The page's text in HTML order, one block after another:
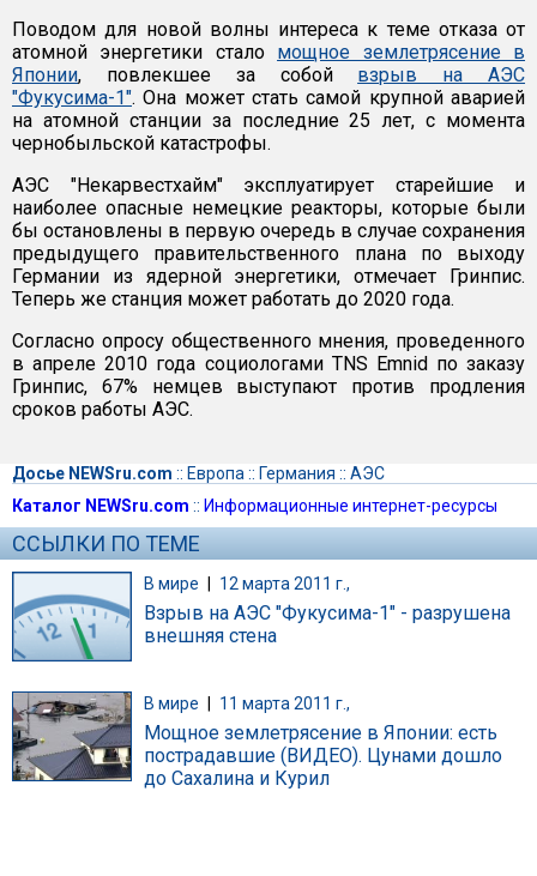
Поводом для новой волны интереса к теме отказа от
атомной энергетики стало мощное землетрясение в
Японии, повлекшее за собой взрыв на АЭС
"Фукусима-1". Она может стать самой крупной аварией
на атомной станции за последние 25 лет, с момента
чернобыльской катастрофы.
АЭС "Некарвестхайм" эксплуатирует старейшие и
наиболее опасные немецкие реакторы, которые были
бы остановлены в первую очередь в случае сохранения
предыдущего правительственного плана по выходу
Германии из ядерной энергетики, отмечает Гринпис.
Теперь же станция может работать до 2020 года.
Согласно опросу общественного мнения, проведенного
в апреле 2010 года социологами TNS Emnid по заказу
Гринпис, 67% немцев выступают против продления
сроков работы АЭС.
Досье NEWSru.com :: Европа :: Германия :: АЭС
Каталог NEWSru.com :: Информационные интернет-ресурсы
ССЫЛКИ ПО ТЕМЕ
В мире | 12 марта 2011 г.,
Взрыв на АЭС "Фукусима-1" - разрушена
внешняя стена
В мире 11 марта 2011 г.,
Мощное землетрясение в Японии: есть
пострадавшие (ВИДЕО). Цунами дошло
до Сахалина и Курил